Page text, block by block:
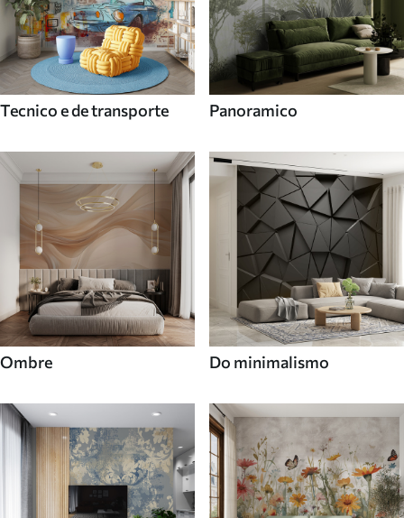
Tecnico e de transporte Panoramico
Ombre Do minimalismo